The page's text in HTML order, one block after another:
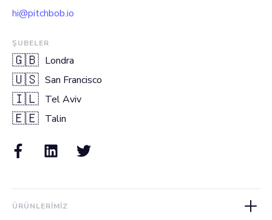
hi@pitchbob.io
ŞUBELER
🇬🇧 Londra
🇺🇸 San Francisco
🇮🇱 Tel Aviv
🇪🇪 Talin
ÜRÜNLERIMIZ